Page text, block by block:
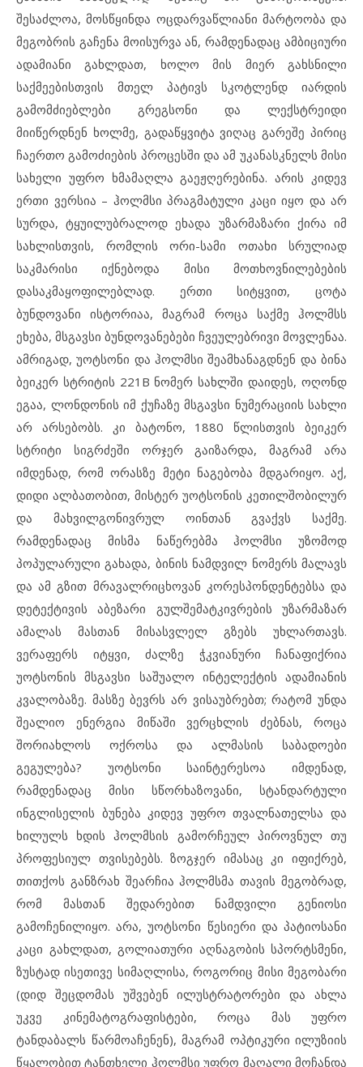
შესაძლოა, მოსწყინდა ოცდარვაწლიანი მარტოობა და
მეგობრის გაჩენა მოისურვა ან, რამდენადაც ამბიციური
ადამიანი გახლდათ, ხოლო მის მიერ გახსნილი
საქმეებისთვის მთელ პატივს სკოტლენდ იარდის
გამომძიებლები გრეგსონი და ლექსტრეიდი
მიიწერდნენ ხოლმე, გადაწყვიტა ვიღაც გარეშე პირიც
ჩაერთო გამოძიების პროცესში და ამ უკანასკნელს მისი
სახელი უფრო ხმამაღლა გაეჟღერებინა. არის კიდევ
ერთი ვერსია – ჰოლმსი პრაგმატული კაცი იყო და არ
სურდა, ტყუილუბრალოდ ეხადა უზარმაზარი ქირა იმ
სახლისთვის, რომლის ორი-სამი ოთახი სრულიად
საკმარისი იქნებოდა მისი მოთხოვნილებების
დასაკმაყოფილებლად. ერთი სიტყვით, ცოტა
ბუნდოვანი ისტორიაა, მაგრამ როცა საქმე ჰოლმსს
ეხება, მსგავსი ბუნდოვანებები ჩვეულებრივი მოვლენაა.
ამრიგად, უოტსონი და ჰოლმსი შეამხანაგდნენ და ბინა
ბეიკერ სტრიტის 221B ნომერ სახლში დაიდეს, ოღონდ
ეგაა, ლონდონის იმ ქუჩაზე მსგავსი ნუმერაციის სახლი
არ არსებობს. კი ბატონო, 1880 წლისთვის ბეიკერ
სტრიტი სიგრძეში ორჯერ გაიზარდა, მაგრამ არა
იმდენად, რომ ორასზე მეტი ნაგებობა მდგარიყო. აქ,
დიდი ალბათობით, მისტერ უოტსონის კეთილშობილურ
და მახვილგონივრულ ოინთან გვაქვს საქმე.
რამდენადაც მისმა ნაწერებმა ჰოლმსი უზომოდ
პოპულარული გახადა, ბინის ნამდვილ ნომერს მალავს
და ამ გზით მრავალრიცხოვან კორესპონდენტებსა და
დეტექტივის აბეზარი გულშემატკივრების უზარმაზარ
ამალას მასთან მისასვლელ გზებს უხლართავს.
ვერაფერს იტყვი, ძალზე ჭკვიანური ჩანაფიქრია
უოტსონის მსგავსი საშუალო ინტელექტის ადამიანის
კვალობაზე. მასზე ბევრს არ ვისაუბრებთ; რატომ უნდა
შეალიო ენერგია მიწაში ვერცხლის ძებნას, როცა
შორიახლოს ოქროსა და ალმასის საბადოები
გეგულება? უოტსონი საინტერესოა იმდენად,
რამდენადაც მისი სწორხაზოვანი, სტანდარტული
ინგლისელის ბუნება კიდევ უფრო თვალნათელსა და
ხილულს ხდის ჰოლმსის გამორჩეულ პიროვნულ თუ
პროფესიულ თვისებებს. ზოგჯერ იმასაც კი იფიქრებ,
თითქოს განზრახ შეარჩია ჰოლმსმა თავის მეგობრად,
რომ მასთან შედარებით ნამდვილი გენიოსი
გამოჩენილიყო. არა, უოტსონი წესიერი და პატიოსანი
კაცი გახლდათ, გოლიათური აღნაგობის სპორტსმენი,
ზუსტად ისეთივე სიმაღლისა, როგორიც მისი მეგობარი
(დიდ შეცდომას უშვებენ ილუსტრატორები და ახლა
უკვე კინემატოგრაფისტები, როცა მას უფრო
ტანდაბალს წარმოაჩენენ), მაგრამ ოპტიკური ილუზიის
წყალობით ტანთხელი ჰოლმსი უფრო მაღალი მოჩანდა